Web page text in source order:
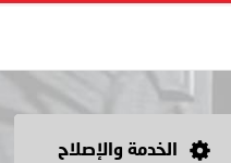
الخدمة والإصلاح